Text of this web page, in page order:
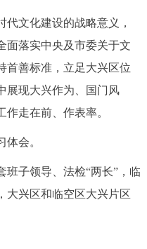
览 人文北京
视频北京
РУССКИЙ ЯЗЫК
文化建设的战略意义，
面落实中央及市委关于文
首善标准，立足大兴区位
展现大兴作为、国门风
走在前、作表率。
会。
子领导、法检“两长”，临
大兴区和临空区大兴片区